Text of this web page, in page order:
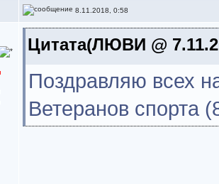
8.11.2018, 0:58
Цитата(ЛЮВИ @
Поздравляю всех
Ветеранов спорта